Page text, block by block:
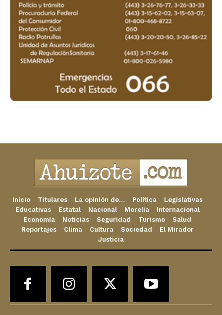
Inicio Titulares La opinión de… Política
Legislativas
Educativas
Estatal Nacional Morelia
Internacional
Economía
Noticias Seguridad Turismo
Salud
Reportajes
Clima Cultura Sociedad
El Mirador
Justicia